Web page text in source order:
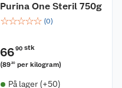
Purina One Steril 750g
☆☆☆☆☆ (0)
6690 stk
(8920 per kilogram)
På lager (+50)